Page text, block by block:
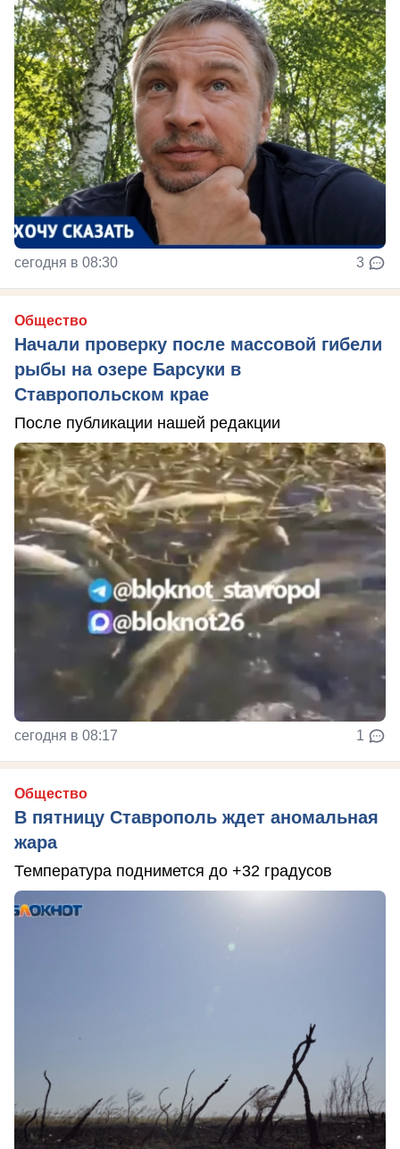
сегодня в 08:30 3
Общество
Начали проверку после массовой гибели
рыбы на озере Барсуки в
Ставропольском крае
После публикации нашей редакции
сегодня в 08:17 1
Общество
В пятницу Ставрополь ждет аномальная
жара
Температура поднимется до +32 градусов